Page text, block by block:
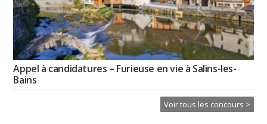
Appel à candidatures – Furieuse en vie à Salins-les-
Bains
Voir tous les concours >